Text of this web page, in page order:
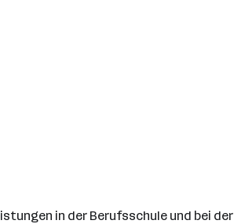
in der Berufsschule und bei der